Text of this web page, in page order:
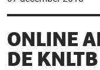
ONLINE
DE